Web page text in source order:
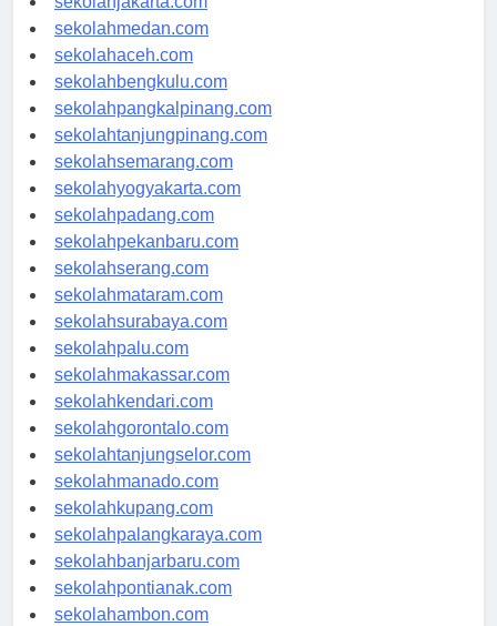
sekolahmedan.com
sekolahaceh.com
sekolahbengkulu.com
sekolahpangkalpinang.com
sekolahtanjungpinang.com
sekolahsemarang.com
sekolahyogyakarta.com
sekolahpadang.com
sekolahpekanbaru.com
sekolahserang.com
sekolahmataram.com
sekolahsurabaya.com
sekolahpalu.com
sekolahmakassar.com
sekolahkendari.com
sekolahgorontalo.com
sekolahtanjungselor.com
sekolahmanado.com
sekolahkupang.com
sekolahpalangkaraya.com
sekolahbanjarbaru.com
sekolahpontianak.com
sekolahambon.com